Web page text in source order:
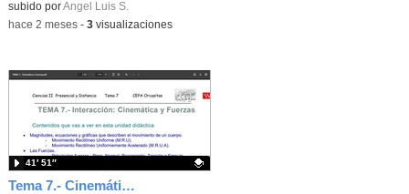
Contenido educativo.
subido porAngel Luis S.
-hace 2 meses- 3visualizaciones
Tema 7.- Cinemática 1ª Sesión 14-05-2026
41′ 51″